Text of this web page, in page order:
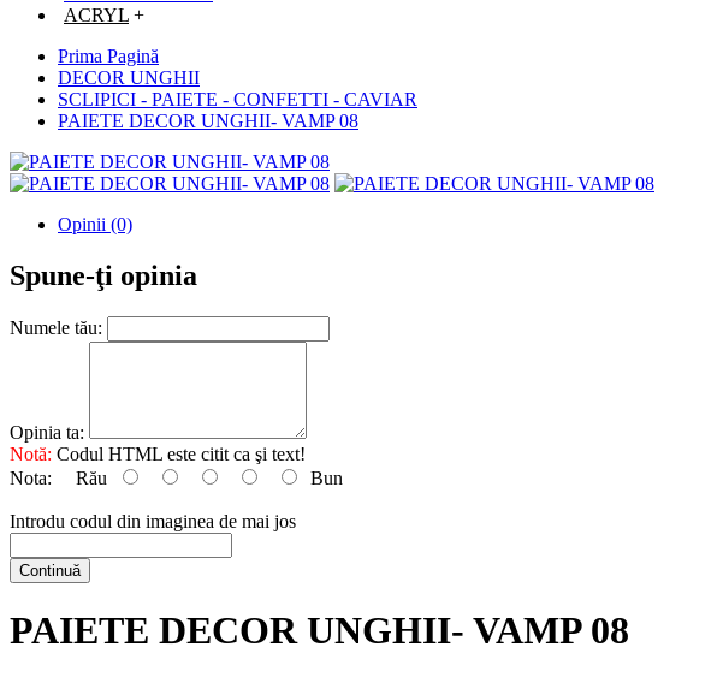
ACRYL +
Prima Pagină
DECOR UNGHII
SCLIPICI - PAIETE - CONFETTI - CAVIAR
PAIETE DECOR UNGHII- VAMP 08
Opinii (0)
Spune-ţi opinia
Numele tău:
Opinia ta:
Notă: Codul HTML este citit ca şi text!
Nota: Rău Bun
Introdu codul din imaginea de mai jos
Continuă
PAIETE DECOR UNGHII- VAMP 08